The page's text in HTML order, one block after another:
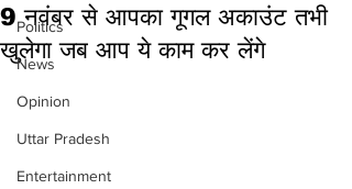
Politics
News
Opinion
Uttar Pradesh
Entertainment
9 नवंबर से आपका गूगल अकाउंट तभी
खुलेगा जब आप ये काम कर लेंगे